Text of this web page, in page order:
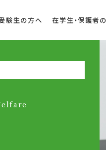
験生の方へ 在学生・保護者